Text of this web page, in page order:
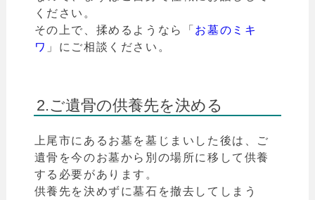
ください。
その上で、揉めるようなら「 お墓のミキ
ワ 」 にご相談ください。
2.ご遺骨の供養先を決める
上尾市にあるお墓を墓じまいした後は、ご
遺骨を今のお墓から別の場所に移して供養
する必要があります。
供養先を決めずに墓石を撤去してしまう